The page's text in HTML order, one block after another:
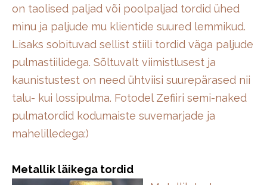
on taolised paljad või poolpaljad tordid ühed
minu ja paljude mu klientide suured lemmikud.
Lisaks sobituvad sellist stiili tordid väga paljude
pulmastiilidega. Sõltuvalt viimistlusest ja
kaunistustest on need ühtviisi suurepärased nii
talu- kui lossipulma. Fotodel Zefiiri semi-naked
pulmatordid kodumaiste suvemarjade ja
mahelilledega:)
Metallik läikega tordid